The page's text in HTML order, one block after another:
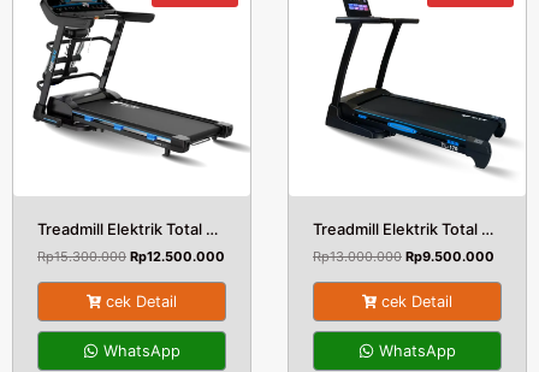
Treadmill Elektrik Total Tl-177 Semi Komersil
Rp15.300.000 Rp12.500.000
cek Detail
WhatsApp
Treadmill Elektrik Total Tl-170 Big Size
Rp13.000.000 Rp9.500.000
cek Detail
WhatsApp